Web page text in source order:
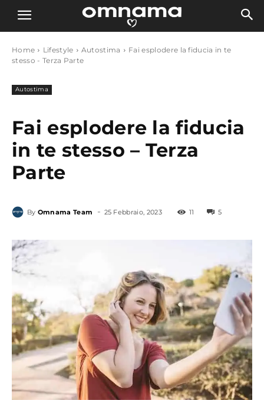
Home Lifestyle Autostima
Fai esplodere la fiducia in te
stesso - Terza Parte
Autostima
Fai esplodere la fiducia
in te stesso – Terza
Parte
By Omnama Team - 25 Febbraio, 2023 11 5